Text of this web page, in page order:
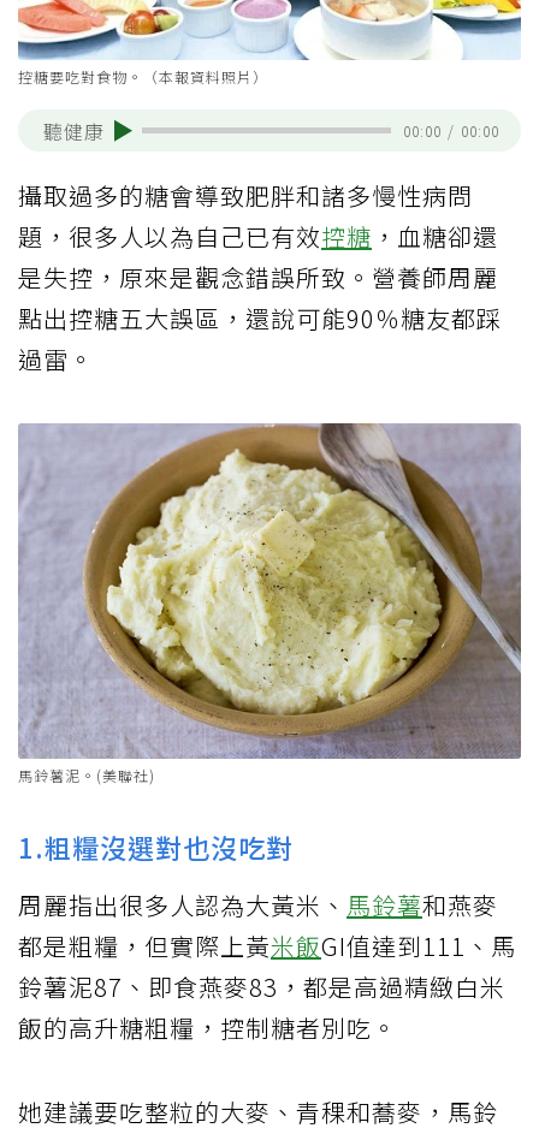
控糖要吃對食物。（本報資料照片）
聽健康 00:00 / 00:00
攝取過多的糖會導致肥胖和諸多慢性病問
題，很多人以為自己已有效控糖 ，血糖卻還
是失控，原來是觀念錯誤所致。營養師周麗
點出控糖五大誤區，還說可能90％糖友都踩
過雷。
馬鈴薯泥。(美聯社)
1.粗糧沒選對也沒吃對
周麗指出很多人認為大黃米、 馬鈴薯和燕麥
都是粗糧，但實際上黃米飯GI值達到111、馬
鈴薯泥87、即食燕麥83，都是高過精緻白米
飯的高升糖粗糧，控制糖者別吃。
她建議要吃整粒的大麥、青稞和蕎麥，馬鈴